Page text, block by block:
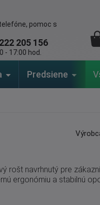
pomoc s
222 205 156
- 17:00 hod.
Predsiene
rošt navrhnutý pre
ergonómiu a stabilnú